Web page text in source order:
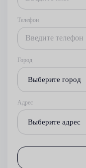
Телефон
Город
Выберите город
Адрес
Выберите адрес